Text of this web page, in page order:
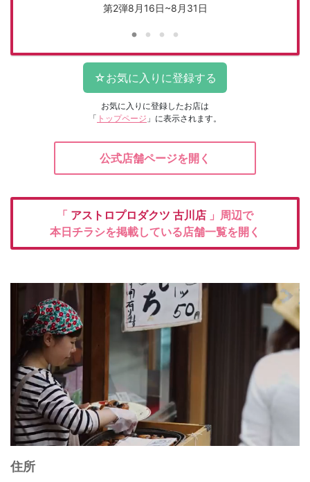
第2弾8月16日~8月31日
お気に入りに登録したお店は
「 トップページ 」に表示されます。
公式店舗ページを開く
「 アストロプロダクツ 古川店 」周辺で
本日チラシを掲載している店舗一覧を開く
住所